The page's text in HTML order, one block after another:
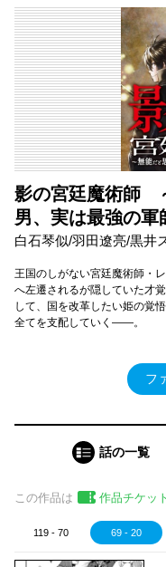
影の宮廷魔術師
男、実は最強の軍
白石琴似/羽田遼亮/黒井
王国のしがない宮廷魔術師・
へ左遷されるが隠していた才
して、国を改革したい姫の覚
全てを支配していく――。
フ
話の一覧
この作品は 作品チケット
119 - 70 69 - 20